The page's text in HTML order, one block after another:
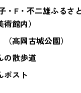
・F・不二雄ふるさ
術館内）
（高岡古城公園）
の散歩道
ポスト